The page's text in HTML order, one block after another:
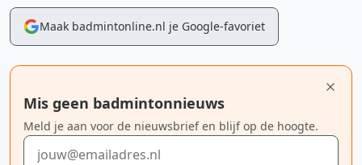
Maak badmintonline.nl je Google-favoriet
Mis geen badmintonnieuws
Meld je aan voor de nieuwsbrief en blijf op de hoogte.
E-mailadres